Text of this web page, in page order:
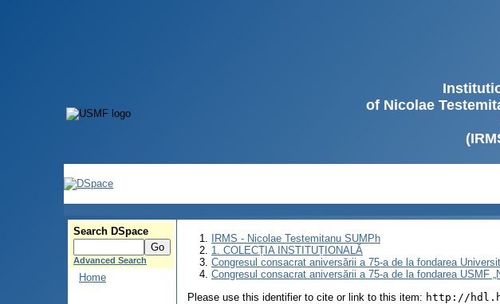
of Nicolae
Search DSpace
Advanced Search
Home
IRMS - Nicolae Testemitanu SUMPh
1. COLECȚIA INSTITUȚIONALĂ
Congresul consacrat aniversării a 75-a de la fondarea
Congresul consacrat aniversării a 75-a de la fondarea USMF
Please use this identifier to cite or link to this item: http://